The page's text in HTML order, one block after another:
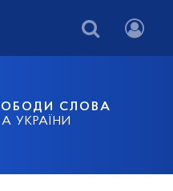
СЛОВА
УКРАЇНИ